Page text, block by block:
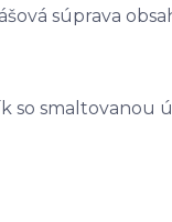
súprava
so smaltovanou